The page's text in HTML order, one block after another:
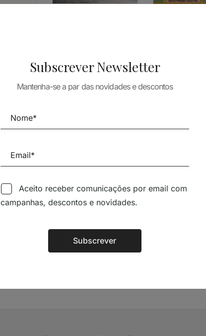
50,48€ 45,43 €
TÉCNICA LIVRARIA »
Subscrever Newsletter
Mantenha-se a par das novidades e descontos
Aceito receber comunicações por email com
campanhas, descontos e novidades.
Subscrever